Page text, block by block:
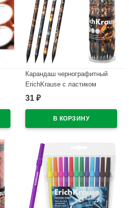
Карандаш чернографитный
ErichKrause с ластиком
Кубомир (Mine Block) HB
пластик арт.65314 (Ст.42)
31 ₽